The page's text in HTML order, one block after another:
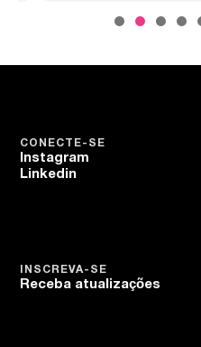
CONECTE-SE
Instagram
Linkedin
INSCREVA-SE
Receba atualizações